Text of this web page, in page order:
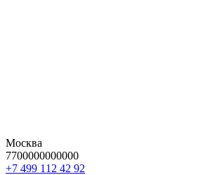
Москва
7700000000000
29 24 211 994 7+